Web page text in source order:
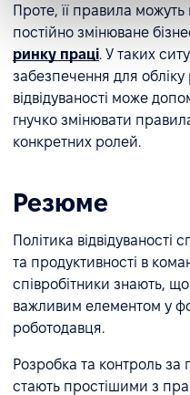
Проте, її правила
постійно змінюване
ринку праці. У таких
забезпечення для обліку
відвідуваності може
гнучко змінювати
конкретних ролей.
Резюме
Політика
та продуктивності в
співробітники знають,
важливим елементом у
роботодавця.
Розробка та контроль за
стають простішими з